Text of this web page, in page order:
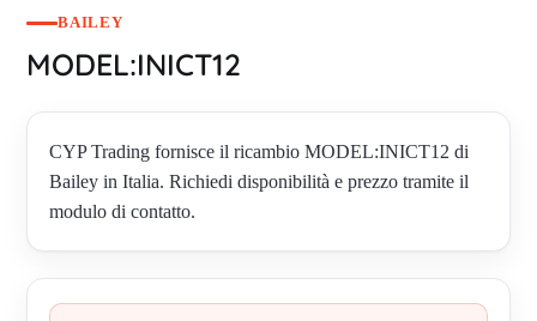
BAILEY
MODEL:INICT12
CYP Trading fornisce il ricambio MODEL:INICT12 di
Bailey in Italia. Richiedi disponibilità e prezzo tramite il
modulo di contatto.